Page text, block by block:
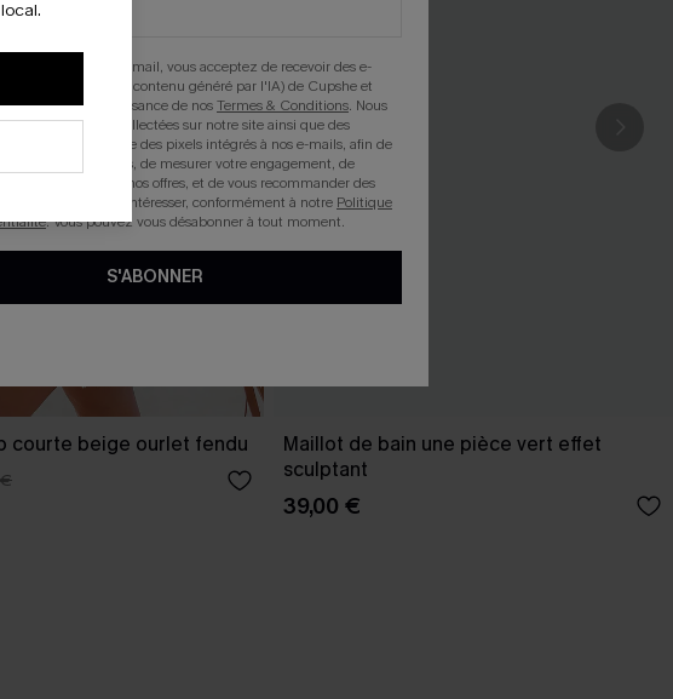
courte beige ourlet fendu
Maillot de bain une pièce vert effet
sculptant
39,00 €
votre adresse e-mail, vous acceptez de recevoir des e-
(y compris du contenu généré par l'IA) de Cupshe et
avoir pris connaissance de nosTermes & Conditions. Nous
les données collectées sur notre site ainsi que des
de suivi, telles que des pixels intégrés à nos e-mails, afin de
ci ont été ouverts, de mesurer votre engagement, de
nos contenus et nos offres, et de vous recommander des
de vous intéresser, conformément à notre Politique
. Vous pouvez vous désabonner à tout moment.
S'ABONNER